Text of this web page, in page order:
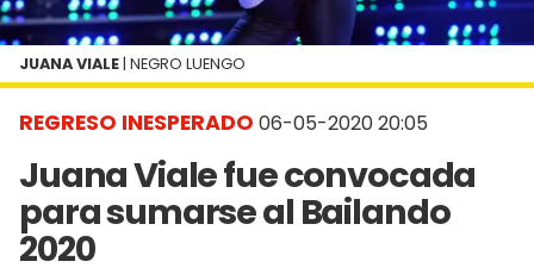
REGRESO INESPERADO 06-05-2020 20:05
Juana Viale fue convocada
para sumarse al Bailando
2020
JUANA VIALE | NEGRO LUENGO